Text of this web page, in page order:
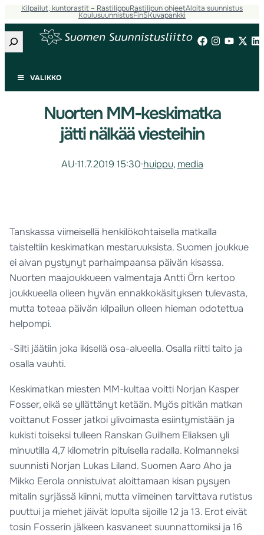
Kilpailut, kuntorastit – RastilippuRastilipun ohjeetAloita suunnistus
KoulusuunnistusFin5Kuvapankki
Etsi
VALIKKO
Nuorten MM-keskimatka
jätti nälkää viesteihin
AU·11.7.2019 15:30·huippu, media
Tanskassa viimeisellä henkilökohtaisella matkalla
taisteltiin keskimatkan mestaruuksista. Suomen joukkue
ei aivan pystynyt parhaimpaansa päivän kisassa.
Nuorten maajoukkueen valmentaja Antti Örn kertoo
joukkueella olleen hyvän ennakkokäsityksen tulevasta,
mutta toteaa päivän kilpailun olleen hieman odotettua
helpompi.
-Silti jäätiin joka ikisellä osa-alueella. Osalla riitti taito ja
osalla vauhti.
Keskimatkan miesten MM-kultaa voitti Norjan Kasper
Fosser, eikä se yllättänyt ketään. Myös pitkän matkan
voittanut Fosser jatkoi ylivoimasta esiintymistään ja
kukisti toiseksi tulleen Ranskan Guilhem Eliaksen yli
minuutilla 4,7 kilometrin pituisella radalla. Kolmanneksi
suunnisti Norjan Lukas Liland. Suomen Aaro Aho ja
Mikko Eerola onnistuivat aloittamaan kisan pysyen
mitalin syrjässä kiinni, mutta viimeinen tarvittava rutistus
puuttui ja miehet jäivät lopulta sijoille 12 ja 13. Erot eivät
tosin Fosserin jälkeen kasvaneet suunnattomiksi ja 16